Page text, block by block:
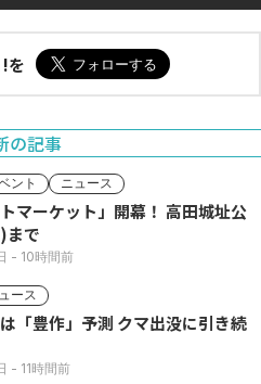
を
の記事
ント ニュース
トマーケット」開幕！ 高田城址公
まで
- 10時間前
ース
予測 クマ出没に引き続
- 11時間前